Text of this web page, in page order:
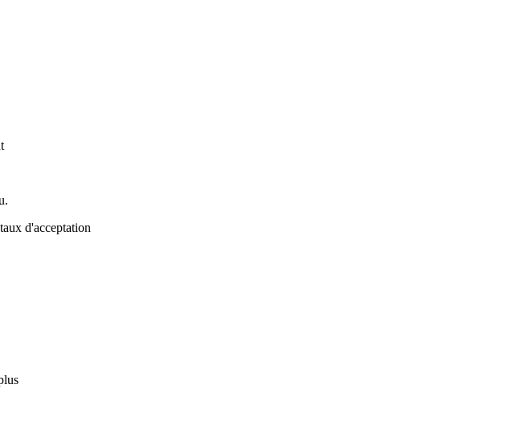
d'acceptation